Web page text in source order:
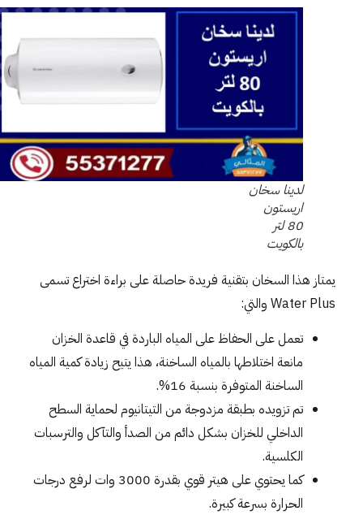
لدينا سخان
اريستون
80 لتر
بالكويت
يمتاز هذا السخان بتقنية فريدة حاصلة على براءة اختراع تسمى
Water Plus والتي:
تعمل على الحفاظ على المياه الباردة في قاعدة الخزان
مانعة اختلاطها بالمياه الساخنة، هذا يتيح زيادة كمية المياه
الساخنة المتوفرة بنسبة 16%.
تم تزويده بطبقة مزدوجة من التيتانيوم لحماية السطح
الداخلي للخزان بشكل دائم من الصدأ والتآكل والترسبات
الكلسية.
كما يحتوي على هيتر قوي بقدرة 3000 وات لرفع درجات
الحرارة بسرعة كبيرة.